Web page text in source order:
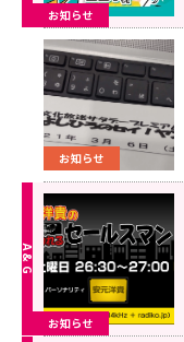
お知らせ
お知らせ
お知らせ